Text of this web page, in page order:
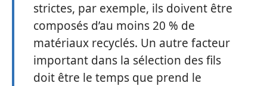
strictes, par exemple, ils doivent être
composés d’au moins 20 % de
matériaux recyclés. Un autre facteur
important dans la sélection des fils
doit être le temps que prend le